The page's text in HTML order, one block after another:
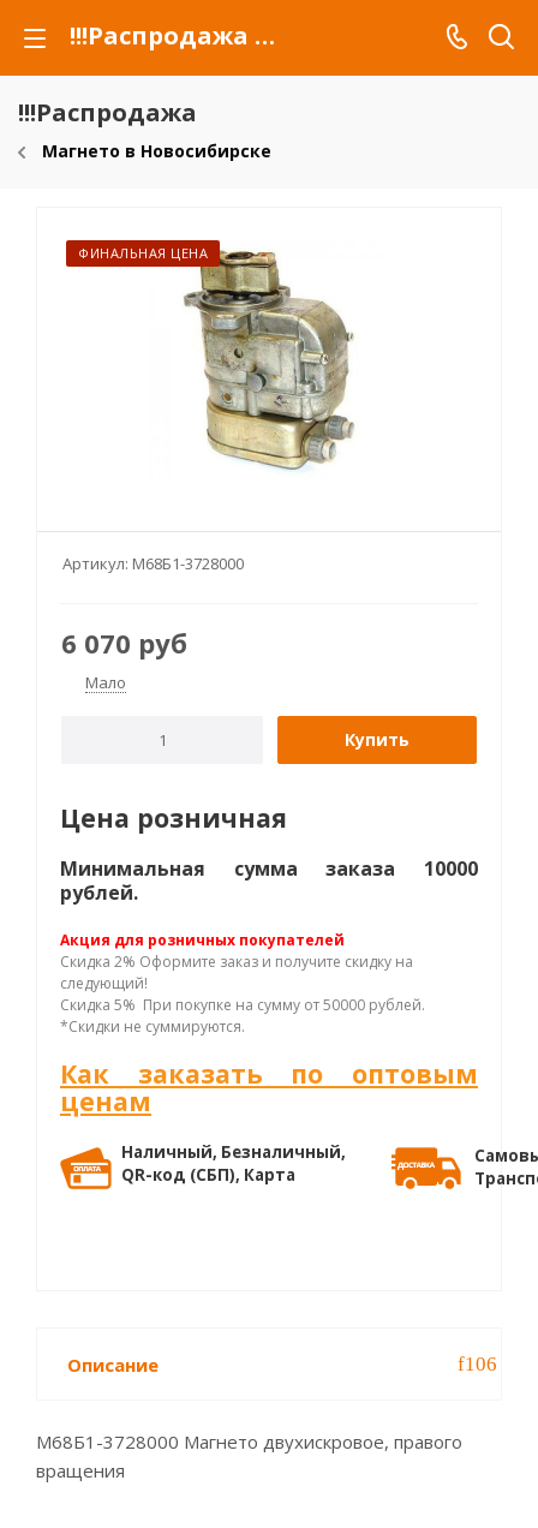
!!!Распродажа для автомобилей российских марок и сельхозтехники
!!!Распродажа
Магнето в Новосибирске
ФИНАЛЬНАЯ ЦЕНА
Артикул: М68Б1-3728000
6 070 руб
Мало
Купить
Цена розничная
Минимальная сумма заказа 10000
рублей.
Акция для розничных покупателей
Скидка 2% Оформите заказ и получите скидку на
следующий!
Скидка 5% При покупке на сумму от 50000 рублей.
*Скидки не суммируются.
Как заказать по оптовым
ценам
Наличный, Безналичный,
QR-код (СБП), Карта
Описание
М68Б1-3728000 Магнето двухискровое, правого
вращения